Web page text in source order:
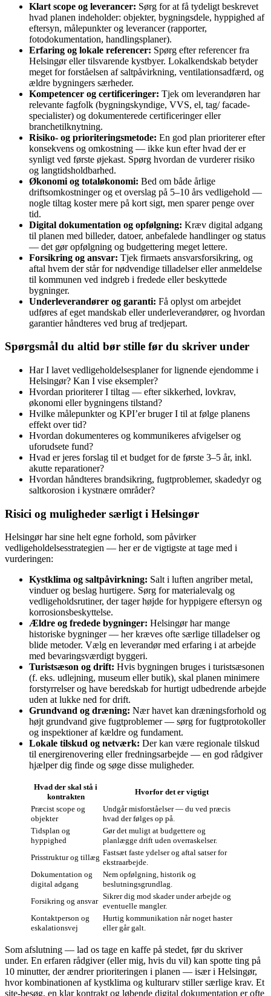
Klart scope og leverancer: Sørg for at få tydeligt beskrevet
hvad planen indeholder: objekter, bygningsdele, hyppighed af
eftersyn, målepunkter og leverancer (rapporter,
fotodokumentation, handlingsplaner).
Erfaring og lokale referencer: Spørg efter referencer fra
Helsingør eller tilsvarende kystbyer. Lokalkendskab betyder
meget for forståelsen af saltpåvirkning, ventilationsadfærd, og
ældre bygningers særheder.
Kompetencer og certificeringer: Tjek om leverandøren har
relevante fagfolk (bygningskyndige, VVS, el, tag/ facade-
specialister) og dokumenterede certificeringer eller
branchetilknytning.
Risiko- og prioriteringsmetode: En god plan prioriterer efter
konsekvens og omkostning — ikke kun efter hvad der er
synligt ved første øjekast. Spørg hvordan de vurderer risiko
og langtidsholdbarhed.
Økonomi og totaløkonomi: Bed om både årlige
driftsomkostninger og et overslag på 5–10 års vedligehold —
nogle tiltag koster mere på kort sigt, men sparer penge over
tid.
Digital dokumentation og opfølgning: Kræv digital adgang
til planen med billeder, datoer, anbefalede handlinger og status
— det gør opfølgning og budgettering meget lettere.
Forsikring og ansvar: Tjek firmaets ansvarsforsikring, og
aftal hvem der står for nødvendige tilladelser eller anmeldelse
til kommunen ved indgreb i fredede eller beskyttede
bygninger.
Underleverandører og garanti: Få oplyst om arbejdet
udføres af eget mandskab eller underleverandører, og hvordan
garantier håndteres ved brug af tredjepart.
Spørgsmål du altid bør stille før du skriver under
Har I lavet vedligeholdelsesplaner for lignende ejendomme i
Helsingør? Kan I vise eksempler?
Hvordan prioriterer I tiltag — efter sikkerhed, lovkrav,
økonomi eller bygningens tilstand?
Hvilke målepunkter og KPI’er bruger I til at følge planens
effekt over tid?
Hvordan dokumenteres og kommunikeres afvigelser og
uforudsete fund?
Hvad er jeres forslag til et budget for de første 3–5 år, inkl.
akutte reparationer?
Hvordan håndteres brandsikring, fugtproblemer, skadedyr og
saltkoro­sion i kystnære områder?
Risici og muligheder særligt i Helsingør
Helsingør har sine helt egne forhold, som påvirker
vedligeholdelsesstrategien — her er de vigtigste at tage med i
vurderingen:
Kystklima og saltpåvirkning: Salt i luften angriber metal,
vinduer og beslag hurtigere. Sørg for materialevalg og
vedligeholdsrutiner, der tager højde for hyppigere eftersyn og
korrosionsbeskyttelse.
Ældre og fredede bygninger: Helsingør har mange
historiske bygninger — her kræves ofte særlige tilladelser og
blide metoder. Vælg en leverandør med erfaring i at arbejde
med bevaringsværdigt byggeri.
Turistsæson og drift: Hvis bygningen bruges i turistsæsonen
(f. eks. udlejning, museum eller butik), skal planen minimere
forstyrrelser og have beredskab for hurtigt udbedrende arbejde
uden at lukke ned for drift.
Grundvand og dræning: Nær havet kan dræningsforhold og
højt grundvand give fugtproblemer — sørg for fugtprotokoller
og inspektioner af kældre og fundament.
Lokale tilskud og netværk: Der kan være regionale tilskud
til energirenovering eller fredningsarbejde — en god rådgiver
hjælper dig finde og søge disse muligheder.
Hvad der skal stå i
kontrakten
Hvorfor det er vigtigt
Præcist scope og
objekter
Undgår misforståelser — du ved præcis
hvad der følges op på.
Tidsplan og
hyppighed
Gør det muligt at budgettere og
planlægge drift uden overraskelser.
Prisstruktur og tillæg
Fastsæt faste ydelser og aftal satser for
ekstraarbejde.
Dokumentation og
digital adgang
Nem opfølgning, historik og
beslutningsgrundlag.
Forsikring og ansvar
Sikrer dig mod skader under arbejde og
eventuelle mangler.
Kontaktperson og
eskalationsvej
Hurtig kommunikation når noget haster
eller går galt.
Som afslutning — lad os tage en kaffe på stedet, før du skriver
under. En erfaren rådgiver (eller mig, hvis du vil) kan spotte ting på
10 minutter, der ændrer prioriteringen i planen — især i Helsingør,
hvor kombinationen af kystklima og kulturarv stiller særlige krav. Et
site-besøg, en klar kontrakt og løbende digital dokumentation er ofte